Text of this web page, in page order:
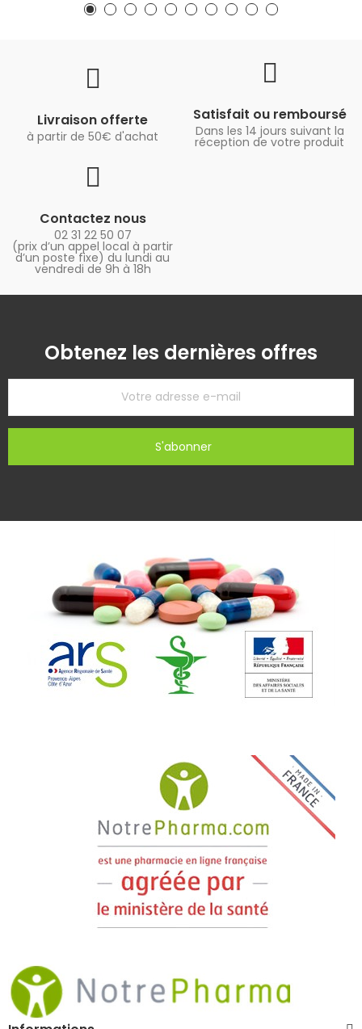
Livraison offerte
à partir de 50€ d'achat
Satisfait ou remboursé
Dans les 14 jours suivant la
réception de votre produit
Contactez nous
02 31 22 50 07
(prix d’un appel local à partir
d’un poste fixe) du lundi au
vendredi de 9h à 18h
Obtenez les dernières offres
S'abonner